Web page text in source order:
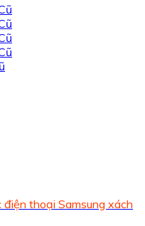
thoại Samsung xách